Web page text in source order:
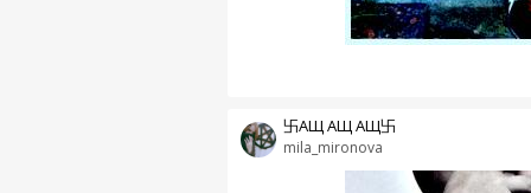
mila_mironova
卐АЩ АЩ АЩ卐